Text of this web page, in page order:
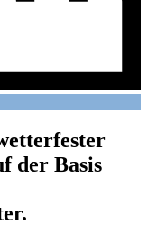
der Basis